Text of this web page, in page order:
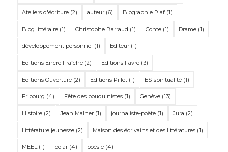
Ateliers d'écriture(2) auteur(6) Biographie Piaf(1)
Blog littéraire(1) Christophe Barraud (1) Conte(1) Drame(1)
développement personnel (1) Editeur(1)
Editions Encre Fraîche(2) Editions Favre(3)
Editions Ouverture(2) Editions Pillet(1) ES-spiritualité(1)
Fribourg (4) Fête des bouquinistes(1) Genève(13)
Histoire(2) Jean Malher(1) journaliste-poète(1) Jura (2)
Littérature jeunesse(2) Maison des écrivains et des littératures(1)
MEEL(1) polar(4) poésie(4)